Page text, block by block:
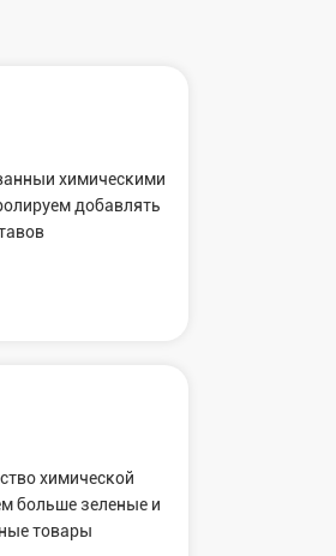
химическими
добавлять
химической
больше зеленые и
товары